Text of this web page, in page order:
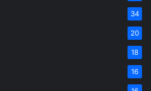
34
20
18
16